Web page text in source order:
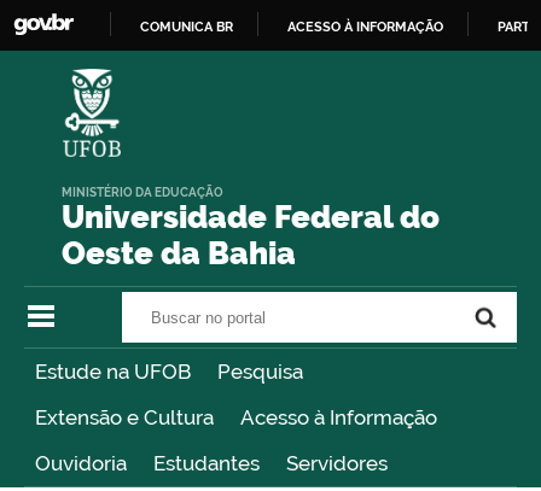
COMUNICA BR ACESSO À INFORMAÇÃO
Universidade Federal do
Oeste da Bahia
MINISTÉRIO DA EDUCAÇÃO
Estude na UFOB
Pesquisa
Extensão e Cultura
Acesso à Informação
Ouvidoria
Estudantes Servidores